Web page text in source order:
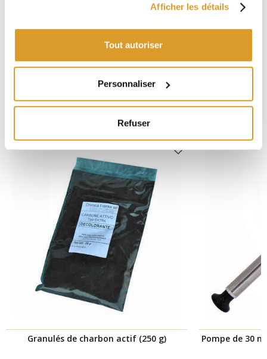
Afficher les détails
Tout autoriser
Personnaliser
Refuser
Consulter la fiche produit-Fiche de Sécurité
PRODUITS VOISINS
Granulés de charbon actif (250 g) Pompe de 30